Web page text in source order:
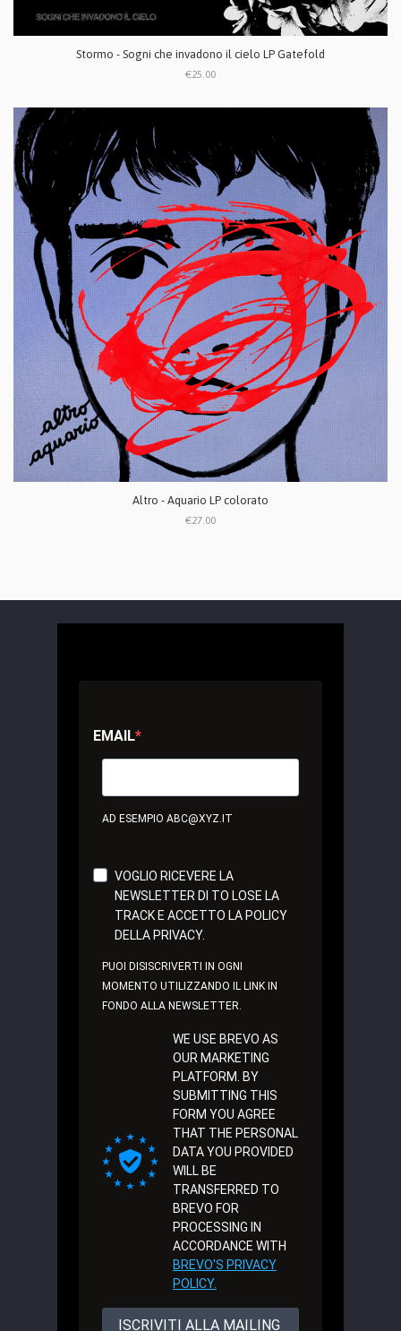
Stormo - Sogni che invadono il cielo LP Gatefold
€25.00
Altro - Aquario LP colorato
€27.00
EMAIL
AD ESEMPIO ABC@XYZ.IT
VOGLIO RICEVERE LA
NEWSLETTER DI TO LOSE LA
TRACK E ACCETTO LA POLICY
DELLA PRIVACY.
PUOI DISISCRIVERTI IN OGNI
MOMENTO UTILIZZANDO IL LINK IN
FONDO ALLA NEWSLETTER.
WE USE BREVO AS
OUR MARKETING
PLATFORM. BY
SUBMITTING THIS
FORM YOU AGREE
THAT THE PERSONAL
DATA YOU PROVIDED
WILL BE
TRANSFERRED TO
BREVO FOR
PROCESSING IN
ACCORDANCE WITH
BREVO'S PRIVACY
POLICY.
ISCRIVITI ALLA MAILING